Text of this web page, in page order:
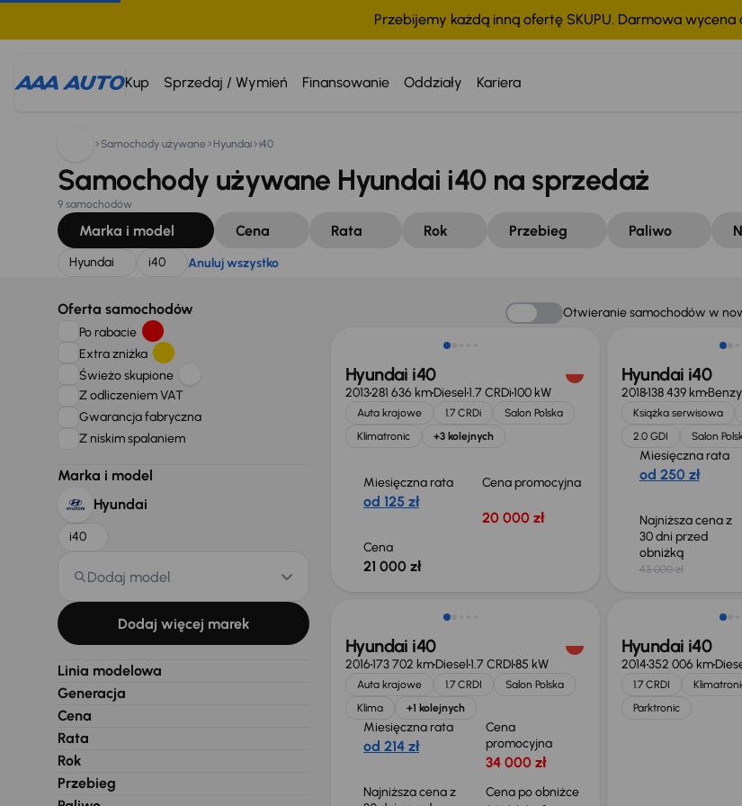
Przebijemy każdą inną ofertę SKUPU. Darmowa wycena
Kup Sprzedaj / Wymień Finansowanie Oddziały Kariera
Szukam: Anuluj wszystko
Samochody używane Hyundai i40
Samochody używane Hyundai i40 na sprzedaż
9 samochodów
Marka i model Cena Rata Rok Przebieg Paliwo
Hyundai i40 Anuluj wszystko
Oferta samochodów
Po rabacie
Extra zniżka
Świeżo skupione
Z odliczeniem VAT
Gwarancja fabryczna
Z niskim spalaniem
Marka i model
Hyundai
i40
Dodaj model
Dodaj więcej marek
Linia modelowa
Generacja
Cena
Rata
Rok
Przebieg
Otwieranie samochodów w
Hyundai i40
2013281 636 kmDiesel1.7 CRDi100 kW
Auta krajowe 1.7 CRDi
Salon Polska
Klimatronic
+3 kolejnych
Miesięczna rata
od 125 zł
Cena promocyjna
20 000 zł
Cena
21 000 zł
Taniej o 1 000 zł
Hyundai i40
2018138 439 km
Książka serwisowa
2.0 GDI
Salon
Miesięczna rata
od 250 zł
Najniższa cena z
30 dni przed
obniżką
43 000 zł
Hyundai i40
2016173 702 kmDiesel1.7 CRDI85 kW
Auta krajowe 1.7 CRDI
Salon Polska
Klima
+1 kolejnych
Miesięczna rata
od 214 zł
Cena
promocyjna
34 000 zł
Najniższa cena z
Cena po obniżce
Hyundai i40
2014352 006 km
1.7 CRDI
Parktronic